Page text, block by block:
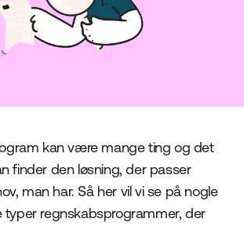
kan være mange ting og det
finder den løsning, der passer
man har. Så her vil vi se på nogle
typer regnskabsprogrammer, der